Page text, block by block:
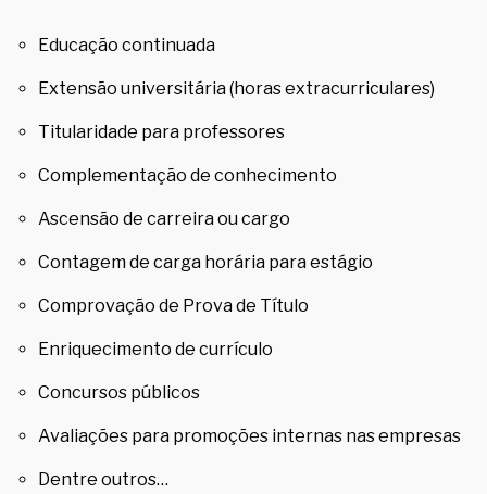
Educação continuada
Extensão universitária (horas extracurriculares)
Titularidade para professores
Complementação de conhecimento
Ascensão de carreira ou cargo
Contagem de carga horária para estágio
Comprovação de Prova de Título
Enriquecimento de currículo
Concursos públicos
Avaliações para promoções internas nas empresas
Dentre outros…